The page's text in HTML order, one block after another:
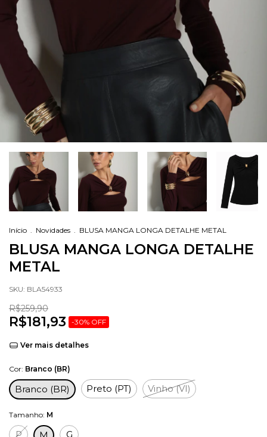
Início . Novidades . BLUSA MANGA LONGA DETALHE METAL
BLUSA MANGA LONGA DETALHE
METAL
SKU: BLA54933
R$259,90
R$181,93 -30% OFF
Ver mais detalhes
Cor: Branco (BR)
Branco (BR) Preto (PT) Vinho (VI)
Tamanho: M
P G